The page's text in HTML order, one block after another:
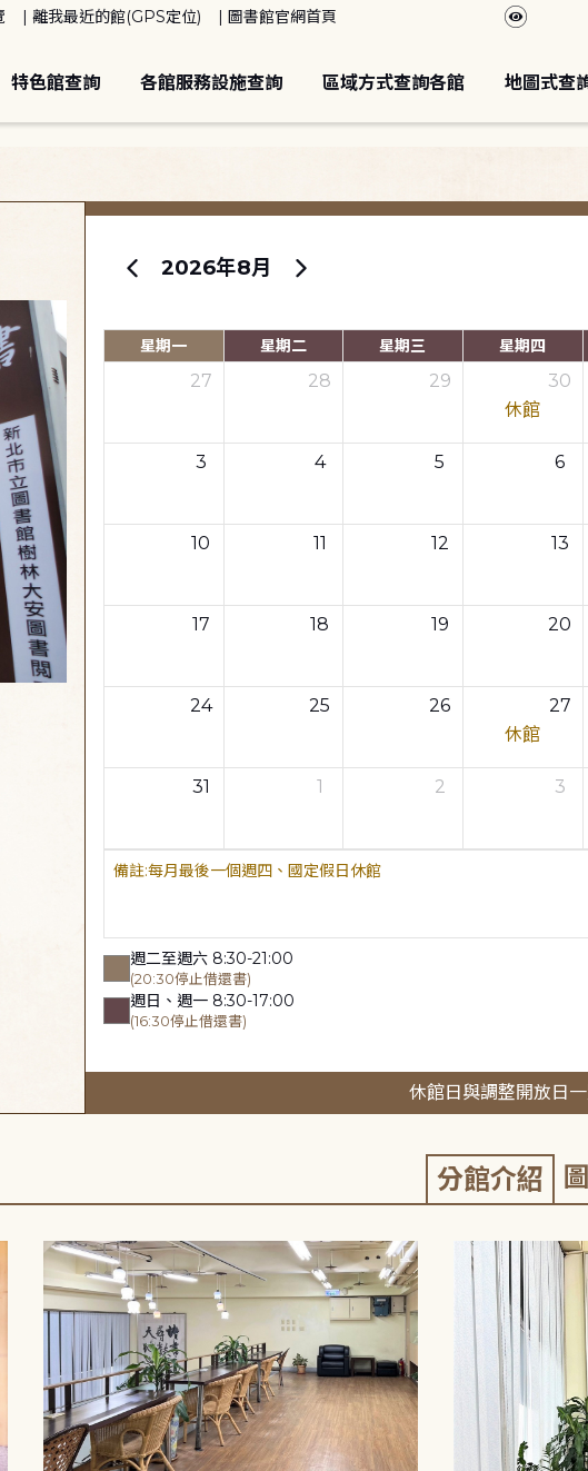
離我最近的館(GPS定位) 圖書館官網首頁
特色館查詢 各館服務設施查詢 區域方式查詢各館 地圖式查
2026年8月
星期一 星期二 星期三 星期四
27 28 29
30
休館
3 4 5 6
10 11 12 13
17 18 19 20
24 25 26
27
休館
31 1 2 3
每月最後一個週四、國定假日休館
週二至週六 8:30-21:00
(20:30停止借還書)
週日、週一 8:30-17:00
(16:30停止借還書)
休館日與調整開放日
分館介紹